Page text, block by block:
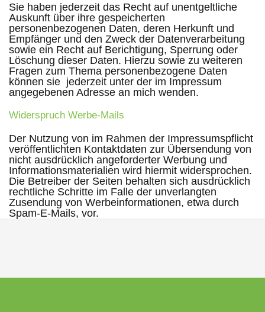
Sie haben jederzeit das Recht auf unentgeltliche
Auskunft über ihre gespeicherten
personenbezogenen Daten, deren Herkunft und
Empfänger und den Zweck der Datenverarbeitung
sowie ein Recht auf Berichtigung, Sperrung oder
Löschung dieser Daten. Hierzu sowie zu weiteren
Fragen zum Thema personenbezogene Daten
können sie jederzeit unter der im Impressum
angegebenen Adresse an mich wenden.
Widerspruch Werbe-Mails
Der Nutzung von im Rahmen der Impressumspflicht
veröffentlichten Kontaktdaten zur Übersendung von
nicht ausdrücklich angeforderter Werbung und
Informationsmaterialien wird hiermit widersprochen.
Die Betreiber der Seiten behalten sich ausdrücklich
rechtliche Schritte im Falle der unverlangten
Zusendung von Werbeinformationen, etwa durch
Spam-E-Mails, vor.